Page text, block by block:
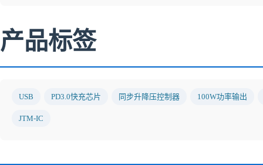
产品标签
USB PD3.0快充芯片 同步升降压控制器 100W功率输出
JTM-IC